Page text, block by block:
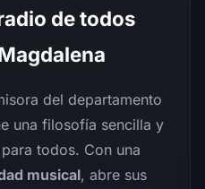
de todos
del departamento
una filosofía sencilla y
todos. Con una
musical, abre sus